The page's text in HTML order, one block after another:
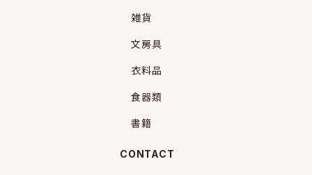
雑貨
文房具
衣料品
食器類
書籍
CONTACT